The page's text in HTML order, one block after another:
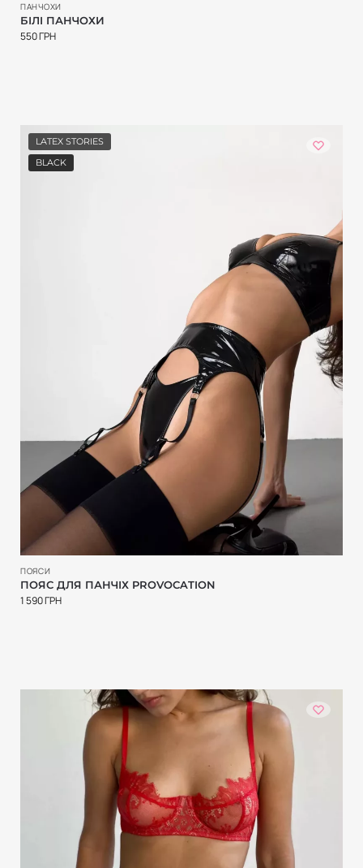
ПАНЧОХИ
БІЛІ ПАНЧОХИ
550ГРН
LATEX STORIES
BLACK
ПОЯСИ
ПОЯС ДЛЯ ПАНЧІХ PROVOCATION
1 590ГРН